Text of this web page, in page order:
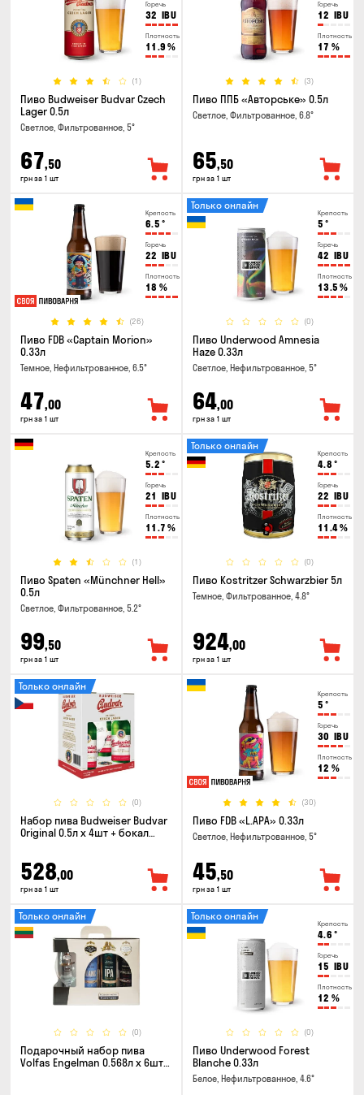
Горечь
32 IBU
Плотность
11.9 %
(1)
Пиво Budweiser Budvar Czech
Lager 0.5л
Светлое, Фильтрованное, 5°
67,50
грн за 1 шт
Горечь
12 IBU
Плотность
17 %
(3)
Пиво ППБ «Авторське» 0.5л
Светлое, Фильтрованное, 6.8°
65,50
грн за 1 шт
Крепость
6.5 °
Горечь
22 IBU
Плотность
18 %
(26)
Пиво FDB «Captain Morion»
0.33л
Темное, Нефильтрованное, 6.5°
47,00
грн за 1 шт
Крепость
5 °
Горечь
42 IBU
Плотность
13.5 %
(0)
Только онлайн
Пиво Underwood Amnesia
Haze 0.33л
Светлое, Нефильтрованное, 5°
64,00
грн за 1 шт
Крепость
5.2 °
Горечь
21 IBU
Плотность
11.7 %
(1)
Пиво Spaten «Münchner Hell»
0.5л
Светлое, Фильтрованное, 5.2°
99,50
грн за 1 шт
Крепость
4.8 °
Горечь
22 IBU
Плотность
11.4%
(0)
Только онлайн
Пиво Kostritzer Schwarzbier 5л
Темное, Фильтрованное, 4.8°
924,00
грн за 1 шт
(0)
Только онлайн
Набор пива Budweiser Budvar
Original 0.5л х 4шт + бокал
528,00
грн за 1 шт
Крепость
5 °
Горечь
30 IBU
Плотность
12 %
(30)
Пиво FDB «L.APA» 0.33л
Светлое, Нефильтрованное, 5°
45,50
грн за 1 шт
(0)
Только онлайн
Подарочный набор пива
Volfas Engelman 0.568л x 6шт +
Крепость
4.6 °
Горечь
15 IBU
Плотность
12 %
(0)
Только онлайн
Пиво Underwood Forest
Blanche 0.33л
Белое, Нефильтрованное, 4.6°